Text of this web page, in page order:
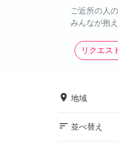
ご近所の人
みんなが抱
リクエス
place 地域
sort 並べ替え